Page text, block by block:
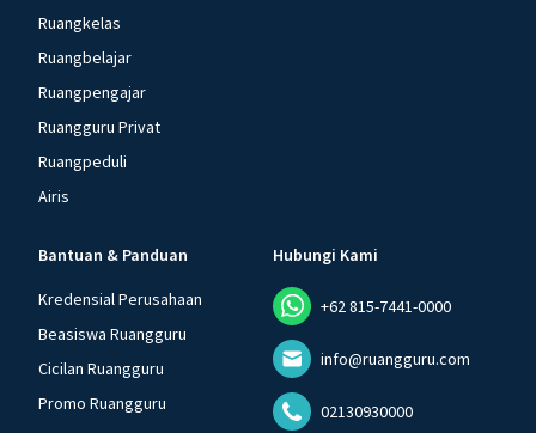
Ruangkelas
Ruangbelajar
Ruangpengajar
Ruangguru Privat
Ruangpeduli
Airis
Bantuan & Panduan
Kredensial Perusahaan
Beasiswa Ruangguru
Cicilan Ruangguru
Promo Ruangguru
Hubungi Kami
+62 815-7441-0000
info@ruangguru.com
02130930000